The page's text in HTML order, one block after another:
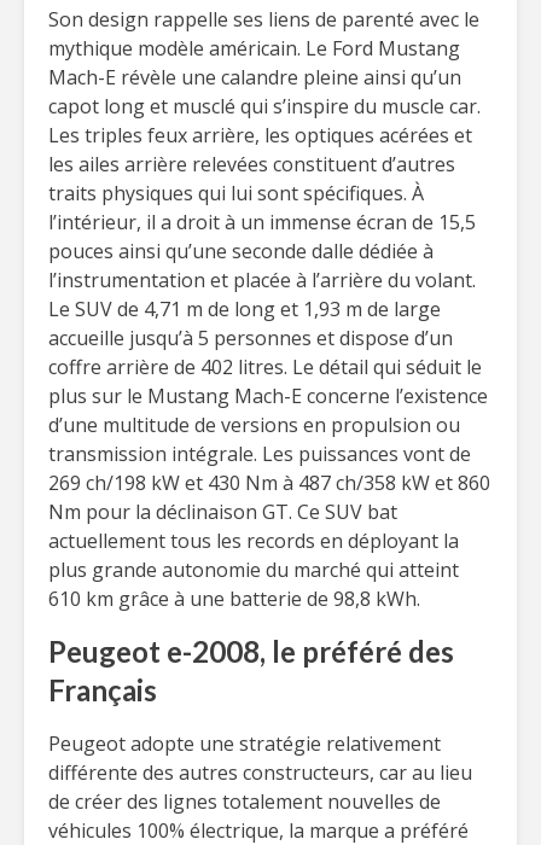
Son design rappelle ses liens de parenté avec le
mythique modèle américain. Le Ford Mustang
Mach-E révèle une calandre pleine ainsi qu’un
capot long et musclé qui s’inspire du muscle car.
Les triples feux arrière, les optiques acérées et
les ailes arrière relevées constituent d’autres
traits physiques qui lui sont spécifiques. À
l’intérieur, il a droit à un immense écran de 15,5
pouces ainsi qu’une seconde dalle dédiée à
l’instrumentation et placée à l’arrière du volant.
Le SUV de 4,71 m de long et 1,93 m de large
accueille jusqu’à 5 personnes et dispose d’un
coffre arrière de 402 litres. Le détail qui séduit le
plus sur le Mustang Mach-E concerne l’existence
d’une multitude de versions en propulsion ou
transmission intégrale. Les puissances vont de
269 ch/198 kW et 430 Nm à 487 ch/358 kW et 860
Nm pour la déclinaison GT. Ce SUV bat
actuellement tous les records en déployant la
plus grande autonomie du marché qui atteint
610 km grâce à une batterie de 98,8 kWh.
Peugeot e-2008, le préféré des
Français
Peugeot adopte une stratégie relativement
différente des autres constructeurs, car au lieu
de créer des lignes totalement nouvelles de
véhicules 100% électrique, la marque a préféré